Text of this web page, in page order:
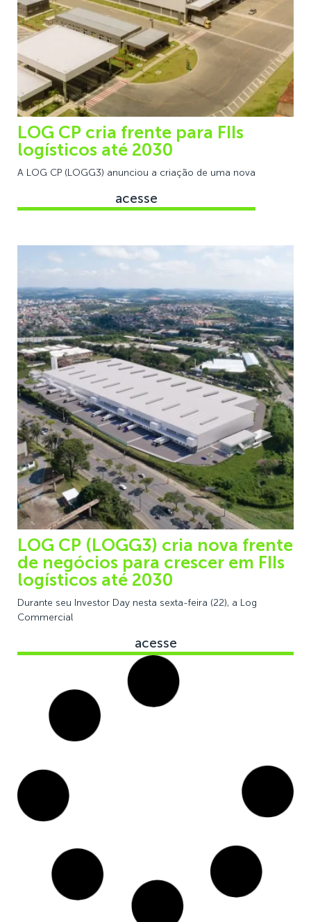
LOG CP cria frente para FIIs
logísticos até 2030
A LOG CP (LOGG3) anunciou a criação de uma nova
acesse
LOG CP (LOGG3) cria nova frente
de negócios para crescer em FIIs
logísticos até 2030
Durante seu Investor Day nesta sexta-feira (22), a Log
Commercial
acesse